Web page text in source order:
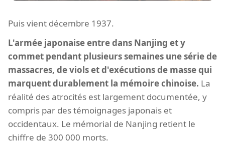
Puis vient décembre 1937.
L'armée japonaise entre dans Nanjing et y
commet pendant plusieurs semaines une série de
massacres, de viols et d'exécutions de masse qui
marquent durablement la mémoire chinoise. La
réalité des atrocités est largement documentée, y
compris par des témoignages japonais et
occidentaux. Le mémorial de Nanjing retient le
chiffre de 300 000 morts.